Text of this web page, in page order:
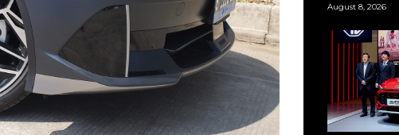
August 8, 2026